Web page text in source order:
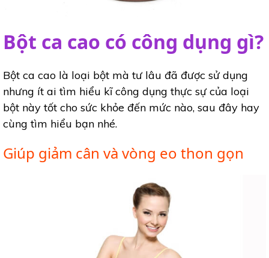
Bột ca cao có công dụng gì?
Bột ca cao là loại bột mà tư lâu đã được sử dụng
nhưng ít ai tìm hiểu kĩ công dụng thực sự của loại
bột này tốt cho sức khỏe đến mức nào, sau đây hay
cùng tìm hiểu bạn nhé.
Giúp giảm cân và vòng eo thon gọn